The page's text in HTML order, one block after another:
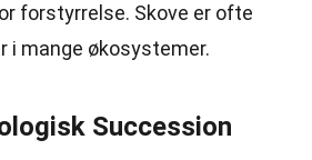
forstyrrelse. Skove er ofte
i mange økosystemer.
Succession